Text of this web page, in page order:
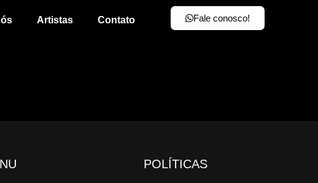
Artistas Contato Fale conosco!
POLÍTICAS